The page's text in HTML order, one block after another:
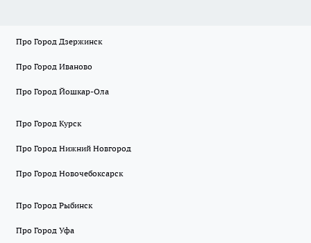
Про Город Дзержинск
Про Город Иваново
Про Город Йошкар-Ола
Про Город Курск
Про Город Нижний Новгород
Про Город Новочебоксарск
Про Город Рыбинск
Про Город Уфа